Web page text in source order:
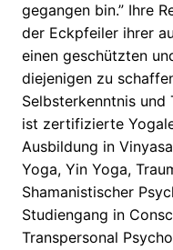
gegangen bin.” Ihre
der Eckpfeiler ihrer
einen geschützten
diejenigen zu
Selbsterkenntnis und
ist zertifizierte
Ausbildung in
Yoga, Yin Yoga,
Shamanistischer
Studiengang in
Transpersonal